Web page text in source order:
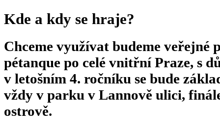
Kde a kdy se hraje?
Chceme využívat budeme veřejné
pétanque po celé vnitřní Praze, s
v letošním 4. ročníku se bude
vždy v parku v Lannově ulici,
ostrově.